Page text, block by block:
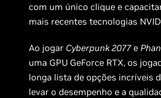
com um único clique e
mais recentes tecnologias
Ao jogar Cyberpunk 2077e
uma GPU GeForce RTX, os
longa lista de opções incríveis
levar o desempenho e a